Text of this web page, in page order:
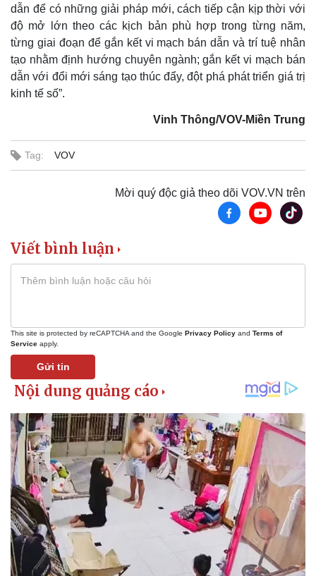
Sức khỏe
Dinh dưỡng - món ngon
Cây thuốc
Đời sống
Nhà đẹp
dẫn để có những giải pháp mới, cách tiếp cận kịp thời với
độ mở lớn theo các kịch bản phù hợp trong từng năm,
từng giai đoạn để gắn kết vi mạch bán dẫn và trí tuệ nhân
tạo nhằm định hướng chuyên ngành; gắn kết vi mạch bán
dẫn với đổi mới sáng tạo thúc đẩy, đột phá phát triển giá trị
kinh tế số”.
Vinh Thông/VOV-Miền Trung
Tag: VOV
Mời quý độc giả theo dõi VOV.VN trên
Viết bình luận
This site is protected by reCAPTCHA and the Google Privacy Policy and Terms of
Service apply.
Gửi tin